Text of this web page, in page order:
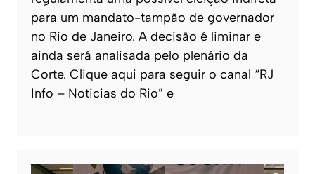
para um mandato-tampão de governador
no Rio de Janeiro. A decisão é liminar e
ainda será analisada pelo plenário da
Corte. Clique aqui para seguir o canal “RJ
Info – Noticias do Rio” e